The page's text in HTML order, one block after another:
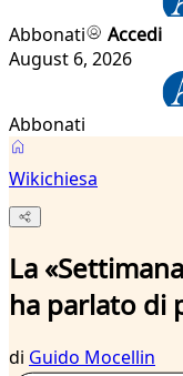
Abbonati
Accedi
August 6, 2026
Abbonati
Wikichiesa
La
ha parlato di
di Guido Mocellin